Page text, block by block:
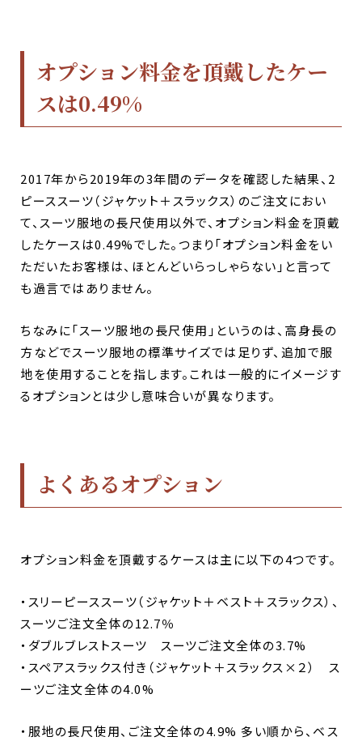
オプション料金を頂戴したケー
スは0.49%
2017年から2019年の3年間のデータを確認した結果、2
ピーススーツ（ジャケット＋スラックス）のご注文におい
て、スーツ服地の長尺使用以外で、オプション料金を頂戴
したケースは0.49%でした。つまり「オプション料金をい
ただいたお客様は、ほとんどいらっしゃらない」と言って
も過言ではありません。
ちなみに「スーツ服地の長尺使用」というのは、高身長の
方などでスーツ服地の標準サイズでは足りず、追加で服
地を使用することを指します。これは一般的にイメージす
るオプションとは少し意味合いが異なります。
よくあるオプション
オプション料金を頂戴するケースは主に以下の4つです。
・スリーピーススーツ（ジャケット＋ベスト＋スラックス）、
スーツご注文全体の12.7％
・ダブルブレストスーツ スーツご注文全体の3.7%
・スペアスラックス付き（ジャケット＋スラックス×２） ス
ーツご注文全体の4.0%
・服地の長尺使用、ご注文全体の4.9% 多い順から、ベス